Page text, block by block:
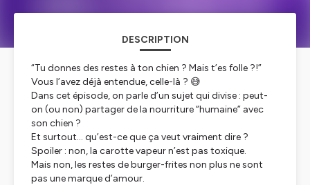
DESCRIPTION
“Tu donnes des restes à ton chien ? Mais t’es folle ?!”
Vous l’avez déjà entendue, celle-là ? 😅
Dans cet épisode, on parle d’un sujet qui divise : peut-
on (ou non) partager de la nourriture “humaine” avec
son chien ?
Et surtout… qu’est-ce que ça veut vraiment dire ?
Spoiler : non, la carotte vapeur n’est pas toxique.
Mais non, les restes de burger-frites non plus ne sont
pas une marque d’amour.